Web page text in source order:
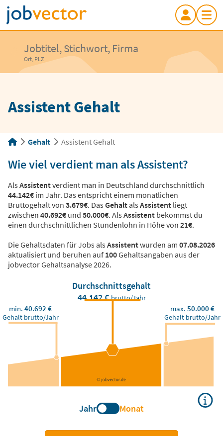
Jobtitel, Stichwort, Firma
Ort, PLZ
Assistent Gehalt
Gehalt Assistent Gehalt
Wie viel verdient man als Assistent?
AlsAssistentverdient man in Deutschland durchschnittlich
44.142€ im Jahr. Das entspricht einem monatlichen
Bruttogehalt von 3.679€. DasGehaltalsAssistent liegt
zwischen 40.692€ und 50.000€. AlsAssistent bekommst du
einen durchschnittlichen Stundenlohn in Höhe von 21€.
Die Gehaltsdaten für Jobs alsAssistentwurden am 07.08.2026
aktualisiert und beruhen auf 100Gehaltsangaben aus der
jobvector Gehaltsanalyse 2026.
Durchschnittsgehalt
44.142 €brutto/Jahr
min.40.692 €
Gehalt brutto/Jahr
max.50.000 €
Gehalt brutto/Jahr
Jahr Monat